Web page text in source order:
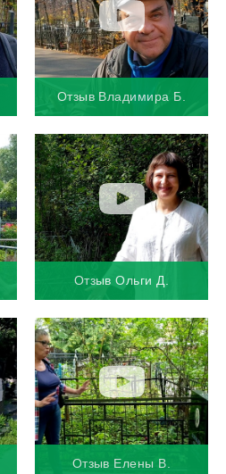
Отзыв Владимира Б.
Отзыв Ольги Д.
Отзыв Елены В.